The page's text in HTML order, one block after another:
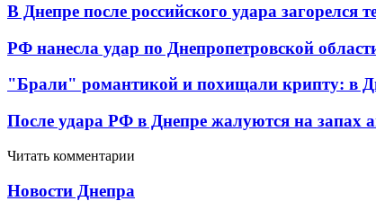
В Днепре после российского удара
РФ нанесла удар по Днепропетровской
"Брали" романтикой и похищали крипту: в
После удара РФ в Днепре жалуются на запах
Читать комментарии
Новости Днепра